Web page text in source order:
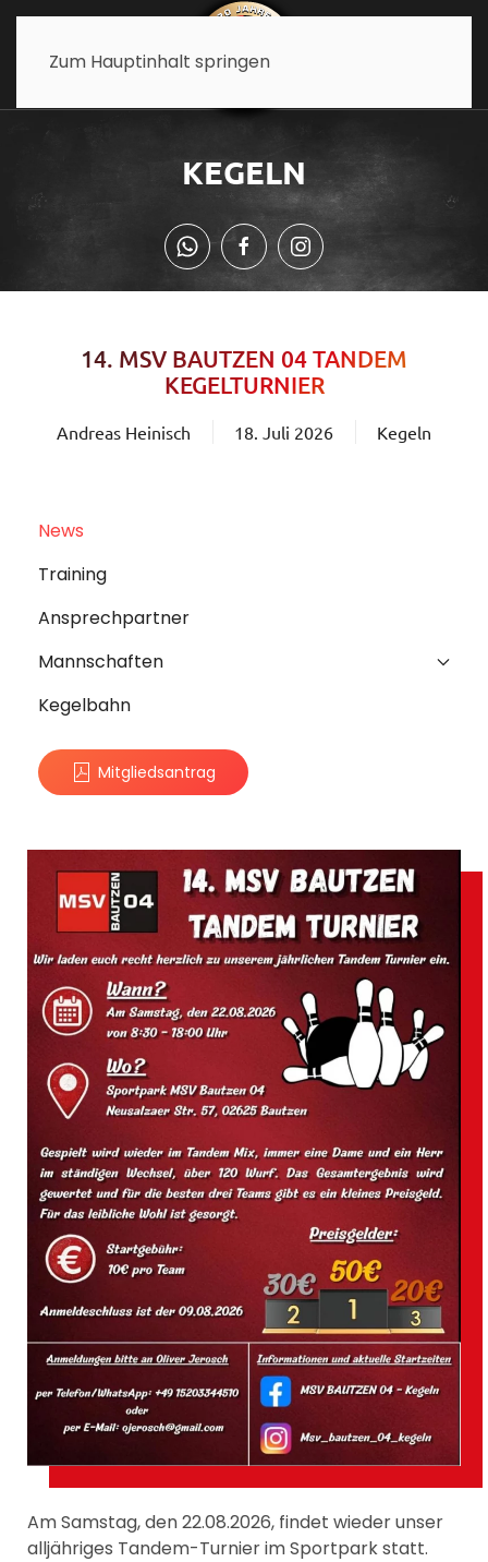
Zum Hauptinhalt springen
KEGELN
14. MSV BAUTZEN 04 TANDEM
KEGELTURNIER
Andreas Heinisch 18. Juli 2026 Kegeln
News
Training
Ansprechpartner
Mannschaften
Kegelbahn
Mitgliedsantrag
Am Samstag, den 22.08.2026, findet wieder unser
alljähriges Tandem-Turnier im Sportpark statt.